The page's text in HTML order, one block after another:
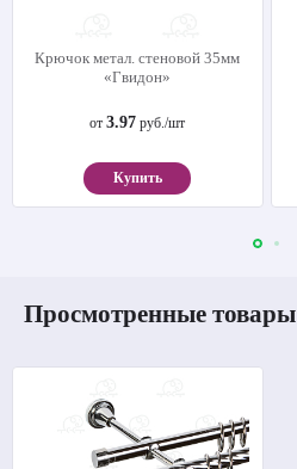
Крючок метал. стеновой 35мм
«Гвидон»
от3.97 руб./шт
Купить
Просмотренные товары